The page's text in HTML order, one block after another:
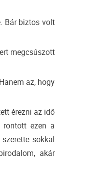
Bár biztos volt
megcsúszott
az, hogy
érezni az idő
rontott ezen a
sokkal
akár